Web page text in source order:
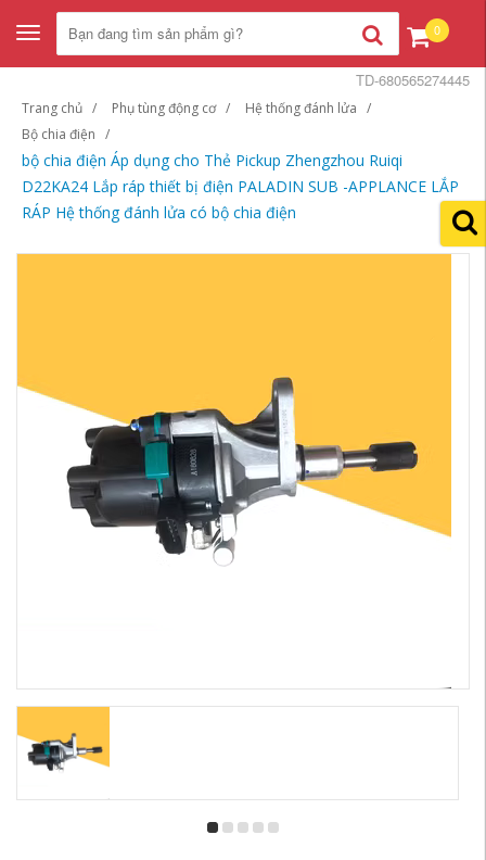
Toggle
navigation
0
Trang chủ Phụ tùng động cơ
Hệ thống đánh lửa
Bộ chia điện
bộ chia điện Áp dụng cho Thẻ Pickup Zhengzhou Ruiqi
D22KA24 Lắp ráp thiết bị điện PALADIN SUB -APPLANCE LẮP
RÁP Hệ thống đánh lửa có bộ chia điện
TD-680565274445